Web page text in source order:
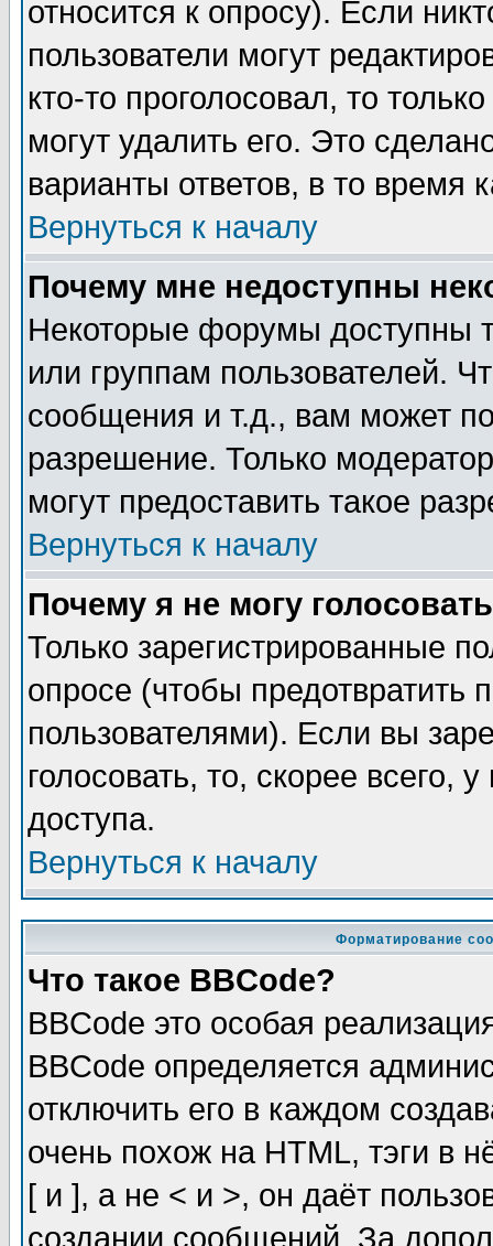
относится к опросу). Если
пользователи могут
кто-то проголосовал, то
могут удалить его. Это
варианты ответов, в то время
Вернуться к началу
Почему мне недоступны
Некоторые форумы доступны
или группам пользователей.
сообщения и т.д., вам может
разрешение. Только
могут предоставить такое
Вернуться к началу
Почему я не могу
Только зарегистрированные
опросе (чтобы предотвратить
пользователями). Если вы
голосовать, то, скорее всего,
доступа.
Вернуться к началу
Форматирование
Что такое BBCode?
BBCode это особая
BBCode определяется
отключить его в каждом
очень похож на HTML, тэги в
[ и ], а не < и >, он даёт
создании сообщений. За